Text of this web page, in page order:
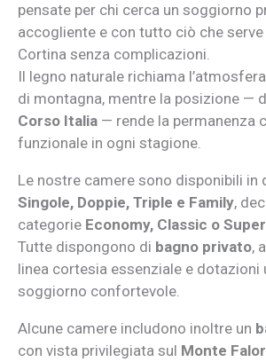
pensate per chi cerca un soggiorno
accogliente e con tutto ciò che serve
Cortina senza complicazioni.
Il legno naturale richiama
di montagna, mentre la posizione —
Corso Italia — rende la permanenza
funzionale in ogni stagione.
Le nostre camere sono disponibili in
Singole, Doppie, Triple e Family,
categorie Economy, Classic o
Tutte dispongono di bagno privato,
linea cortesia essenziale e dotazioni
soggiorno confortevole.
Alcune camere includono inoltre un
con vista privilegiata sul Monte